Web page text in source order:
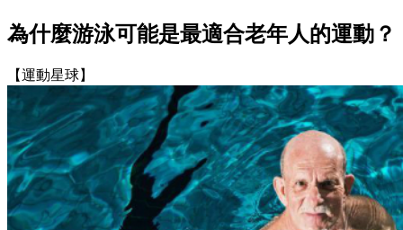
為什麼游泳可能是最適合老年人的運動？
【運動星球】